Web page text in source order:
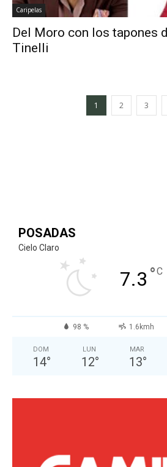
Caripelas
Del Moro con los tapones
Tinelli
1 2 3
POSADAS
Cielo Claro
7.3 °C
98 % 1.6kmh
DOM
14°
LUN
12°
MAR
13°